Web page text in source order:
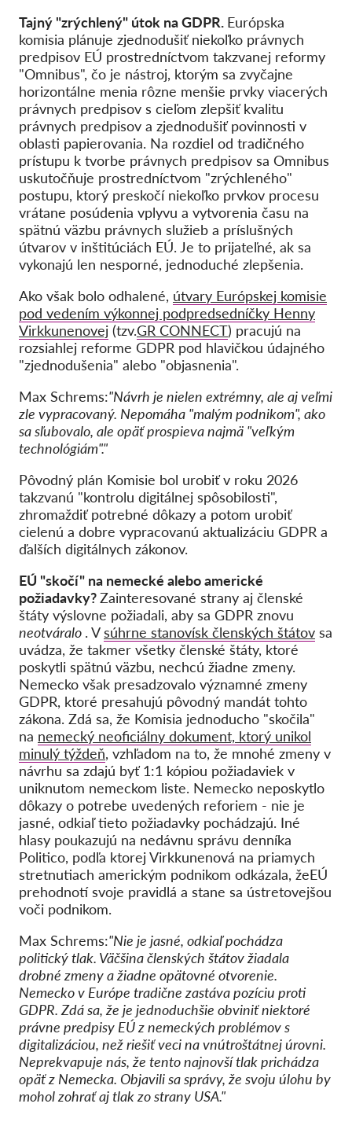
Tajný "zrýchlený" útok na GDPR. Európska
komisia plánuje zjednodušiť niekoľko právnych
predpisov EÚ prostredníctvom takzvanej reformy
"Omnibus", čo je nástroj, ktorým sa zvyčajne
horizontálne menia rôzne menšie prvky viacerých
právnych predpisov s cieľom zlepšiť kvalitu
právnych predpisov a zjednodušiť povinnosti v
oblasti papierovania. Na rozdiel od tradičného
prístupu k tvorbe právnych predpisov sa Omnibus
uskutočňuje prostredníctvom "zrýchleného"
postupu, ktorý preskočí niekoľko prvkov procesu
vrátane posúdenia vplyvu a vytvorenia času na
spätnú väzbu právnych služieb a príslušných
útvarov v inštitúciách EÚ. Je to prijateľné, ak sa
vykonajú len nesporné, jednoduché zlepšenia.
Ako však bolo odhalené, útvary Európskej komisie
pod vedením výkonnej podpredsedníčky Henny
Virkkunenovej (tzv.GR CONNECT) pracujú na
rozsiahlej reforme GDPR pod hlavičkou údajného
"zjednodušenia" alebo "objasnenia".
Max Schrems:"Návrh je nielen extrémny, ale aj veľmi
zle vypracovaný. Nepomáha "malým podnikom", ako
sa sľubovalo, ale opäť prospieva najmä "veľkým
technológiám"."
Pôvodný plán Komisie bol urobiť v roku 2026
takzvanú "kontrolu digitálnej spôsobilosti",
zhromaždiť potrebné dôkazy a potom urobiť
cielenú a dobre vypracovanú aktualizáciu GDPR a
ďalších digitálnych zákonov.
EÚ "skočí" na nemecké alebo americké
požiadavky?Zainteresované strany aj členské
štáty výslovne požiadali, aby sa GDPR znovu
neotváralo . V súhrne stanovísk členských štátov sa
uvádza, že takmer všetky členské štáty, ktoré
poskytli spätnú väzbu, nechcú žiadne zmeny.
Nemecko však presadzovalo významné zmeny
GDPR, ktoré presahujú pôvodný mandát tohto
zákona. Zdá sa, že Komisia jednoducho "skočila"
na nemecký neoficiálny dokument, ktorý unikol
minulý týždeň, vzhľadom na to, že mnohé zmeny v
návrhu sa zdajú byť 1:1 kópiou požiadaviek v
uniknutom nemeckom liste. Nemecko neposkytlo
dôkazy o potrebe uvedených reforiem - nie je
jasné, odkiaľ tieto požiadavky pochádzajú. Iné
hlasy poukazujú na nedávnu správu denníka
Politico, podľa ktorej Virkkunenová na priamych
stretnutiach americkým podnikom odkázala, žeEÚ
prehodnotí svoje pravidlá a stane sa ústretovejšou
voči podnikom.
Max Schrems:"Nie je jasné, odkiaľ pochádza
politický tlak. Väčšina členských štátov žiadala
drobné zmeny a žiadne opätovné otvorenie.
Nemecko v Európe tradične zastáva pozíciu proti
GDPR. Zdá sa, že je jednoduchšie obviniť niektoré
právne predpisy EÚ z nemeckých problémov s
digitalizáciou, než riešiť veci na vnútroštátnej úrovni.
Neprekvapuje nás, že tento najnovší tlak prichádza
opäť z Nemecka. Objavili sa správy, že svoju úlohu by
mohol zohrať aj tlak zo strany USA."